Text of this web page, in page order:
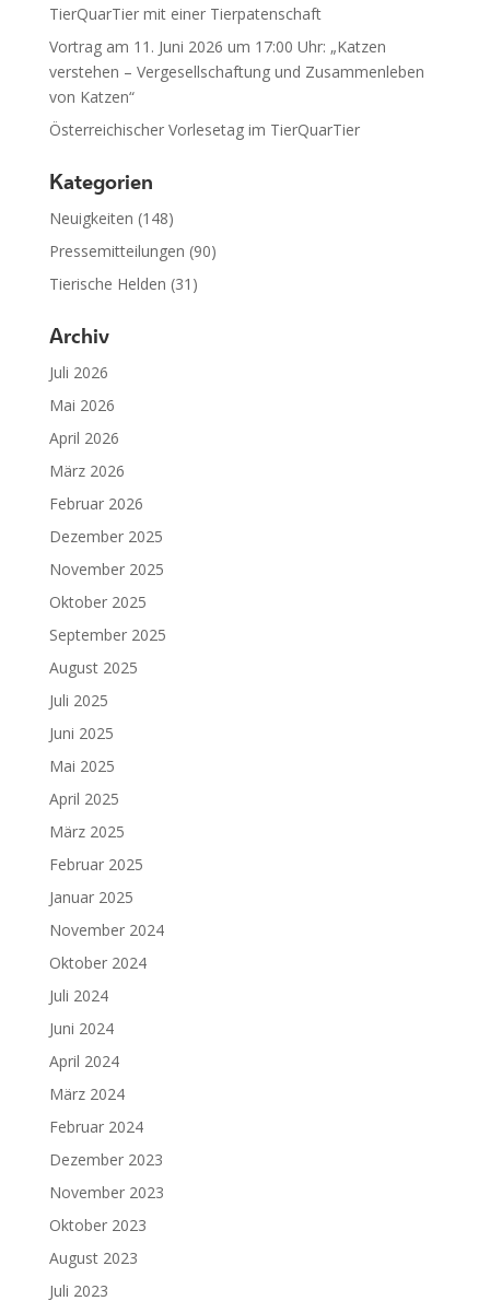
TierQuarTier mit einer Tierpatenschaft
Vortrag am 11. Juni 2026 um 17:00 Uhr: „Katzen
verstehen – Vergesellschaftung und Zusammenleben
von Katzen“
Österreichischer Vorlesetag im TierQuarTier
Kategorien
Neuigkeiten (148)
Pressemitteilungen (90)
Tierische Helden (31)
Archiv
Juli 2026
Mai 2026
April 2026
März 2026
Februar 2026
Dezember 2025
November 2025
Oktober 2025
September 2025
August 2025
Juli 2025
Juni 2025
Mai 2025
April 2025
März 2025
Februar 2025
Januar 2025
November 2024
Oktober 2024
Juli 2024
Juni 2024
April 2024
März 2024
Februar 2024
Dezember 2023
November 2023
Oktober 2023
August 2023
Juli 2023